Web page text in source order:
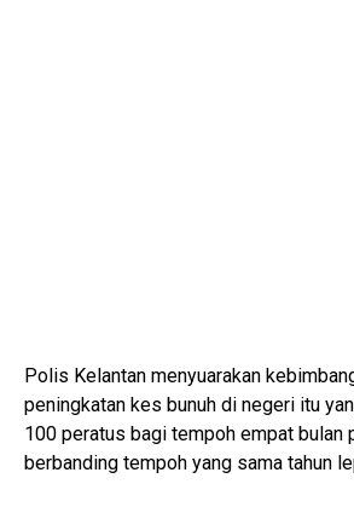
Polis Kelantan menyuarakan
peningkatan kes bunuh di negeri itu
100 peratus bagi tempoh empat bulan
berbanding tempoh yang sama tahun